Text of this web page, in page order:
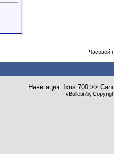
Часовой
Навигация: Ixus 700 >>
vBulletin®,